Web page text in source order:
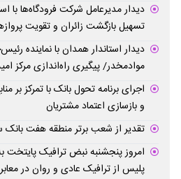
دیدار مدیرعامل شرکت فرودگاه‌ها با
تسهیل بازگشت زائران و تقویت
دیدار استاندار همدان با نماینده
موادمخدر/ پیگیری راه‌اندازی مرکز
اجرای برنامه تحول بانک با تمرکز بر
و بازسازی اعتماد مشتریان
تقدیر از شعب برتر منطقه هفت بانک
امروز پنجشنبه نبض ترافیک پایتخت
پلیس از ترافیک عادی و روان در